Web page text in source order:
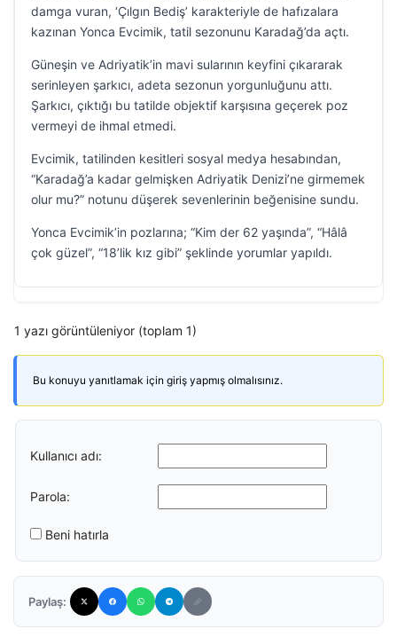
damga vuran, ‘Çılgın Bediş’ karakteriyle de hafızalara
kazınan Yonca Evcimik, tatil sezonunu Karadağ’da açtı.
Güneşin ve Adriyatik’in mavi sularının keyfini çıkararak
serinleyen şarkıcı, adeta sezonun yorgunluğunu attı.
Şarkıcı, çıktığı bu tatilde objektif karşısına geçerek poz
vermeyi de ihmal etmedi.
Evcimik, tatilinden kesitleri sosyal medya hesabından,
“Karadağ’a kadar gelmişken Adriyatik Denizi’ne girmemek
olur mu?” notunu düşerek sevenlerinin beğenisine sundu.
Yonca Evcimik’in pozlarına; “Kim der 62 yaşında”, “Hâlâ
çok güzel”, “18’lik kız gibi” şeklinde yorumlar yapıldı.
1 yazı görüntüleniyor (toplam 1)
Bu konuyu yanıtlamak için giriş yapmış olmalısınız.
Kullanıcı adı:
Parola:
Beni hatırla
Paylaş: